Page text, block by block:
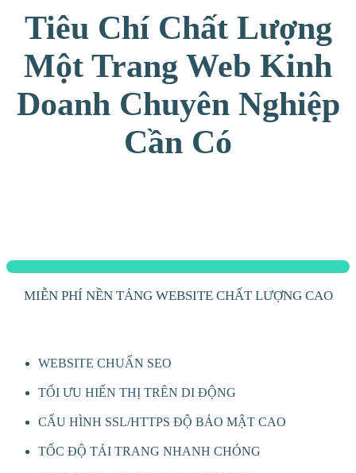
Tiêu Chí Chất Lượng
Một Trang Web Kinh
Doanh Chuyên Nghiệp
Cần Có
MIỄN PHÍ NỀN TẢNG WEBSITE CHẤT LƯỢNG CAO
WEBSITE CHUẨN SEO
TỐI ƯU HIỂN THỊ TRÊN DI ĐỘNG
CẤU HÌNH SSL/HTTPS ĐỘ BẢO MẬT CAO
TỐC ĐỘ TẢI TRANG NHANH CHÓNG